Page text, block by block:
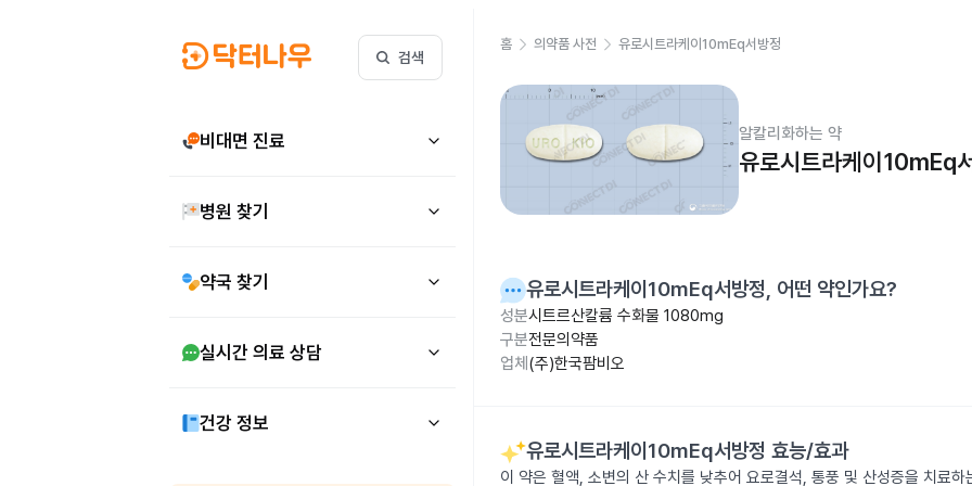
검색
비대면 진료
병원 찾기
약국 찾기
실시간 의료 상담
건강 정보
홈 의약품 사전 유로시트라케이10mEq서방정
알칼리화하는 약
유로시트라케이10mEq
유로시트라케이10mEq서방정, 어떤 약인가요?
성분시트르산칼륨 수화물 1080mg
구분전문의약품
업체 (주)한국팜비오
유로시트라케이10mEq서방정 효능/효과
이 약은 혈액, 소변의 산 수치를 낮추어 요로결석, 통풍 및 산성증을 치료하